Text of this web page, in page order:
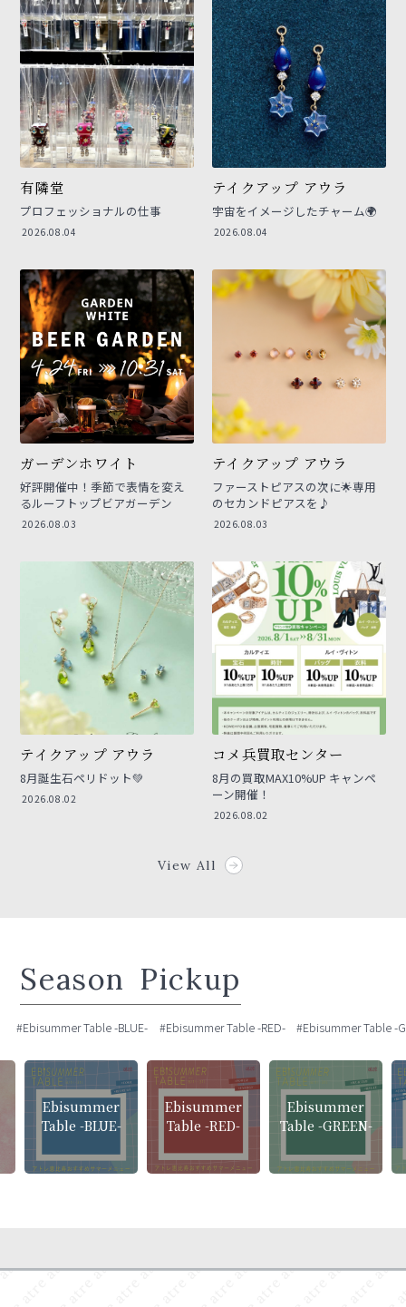
有隣堂
プロフェッショナルの仕事
2026.08.04
テイクアップ アウラ
宇宙をイメージしたチャーム🌍
2026.08.04
ガーデンホワイト
好評開催中！季節で表情を変え
るルーフトップビアガーデン
2026.08.03
テイクアップ アウラ
ファーストピアスの次に🌟専用
のセカンドピアスを♪
2026.08.03
テイクアップ アウラ
8月誕生石ペリドット💚
2026.08.02
コメ兵買取センター
8月の買取MAX10%UP キャンペ
ーン開催！
2026.08.02
View All
Season Pickup
#Ebisummer Table -BLUE- #Ebisummer Table -RED- #Ebisummer Table -
Ebisummer
Table -BLUE-
Ebisummer
Table -RED-
Ebisummer
Table -GREEN-